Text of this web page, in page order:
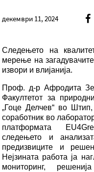
декември 11, 2024
Следењето на
мерење на
извори и влијанија.
Проф. д-р Афродита
Факултетот за
„Гоце Делчев“ во
соработник во
платформата
следењето и
предизвиците и
Нејзината работа ја
мониторинг,